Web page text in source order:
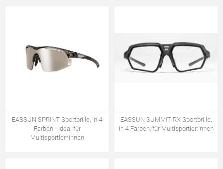
EASSUN SPRINT Sportbrille, in 4
Farben - Ideal für
Multisportler*innen
EASSUN SUMMIT RX Sportbrille,
in 4 Farben, für Multisportler:innen